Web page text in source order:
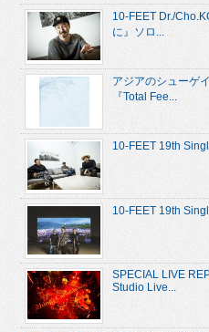
10-FEET Dr./
に』ソロ...
アジアのシューゲ
『Total Fee...
10-FEET 19th
10-FEET 19th
SPECIAL LIVE
Studio Live...